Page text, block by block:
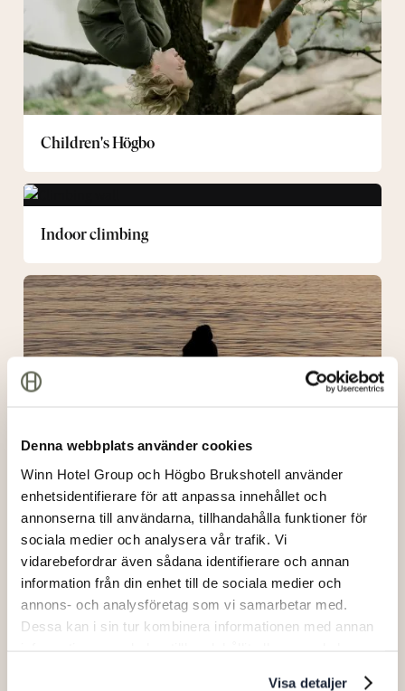
Denna webbplats använder cookies
Winn Hotel Group och Högbo Brukshotell använder
enhetsidentifierare för att anpassa innehållet och
annonserna till användarna, tillhandahålla funktioner för
sociala medier och analysera vår trafik. Vi
vidarebefordrar även sådana identifierare och annan
information från din enhet till de sociala medier och
annons- och analysföretag som vi samarbetar med.
Dessa kan i sin tur kombinera informationen med annan
Visa detaljer
Children's Högbo
Indoor climbing
Indoor
Swimming in Högbo
Swimming
in
Högbo
Padel